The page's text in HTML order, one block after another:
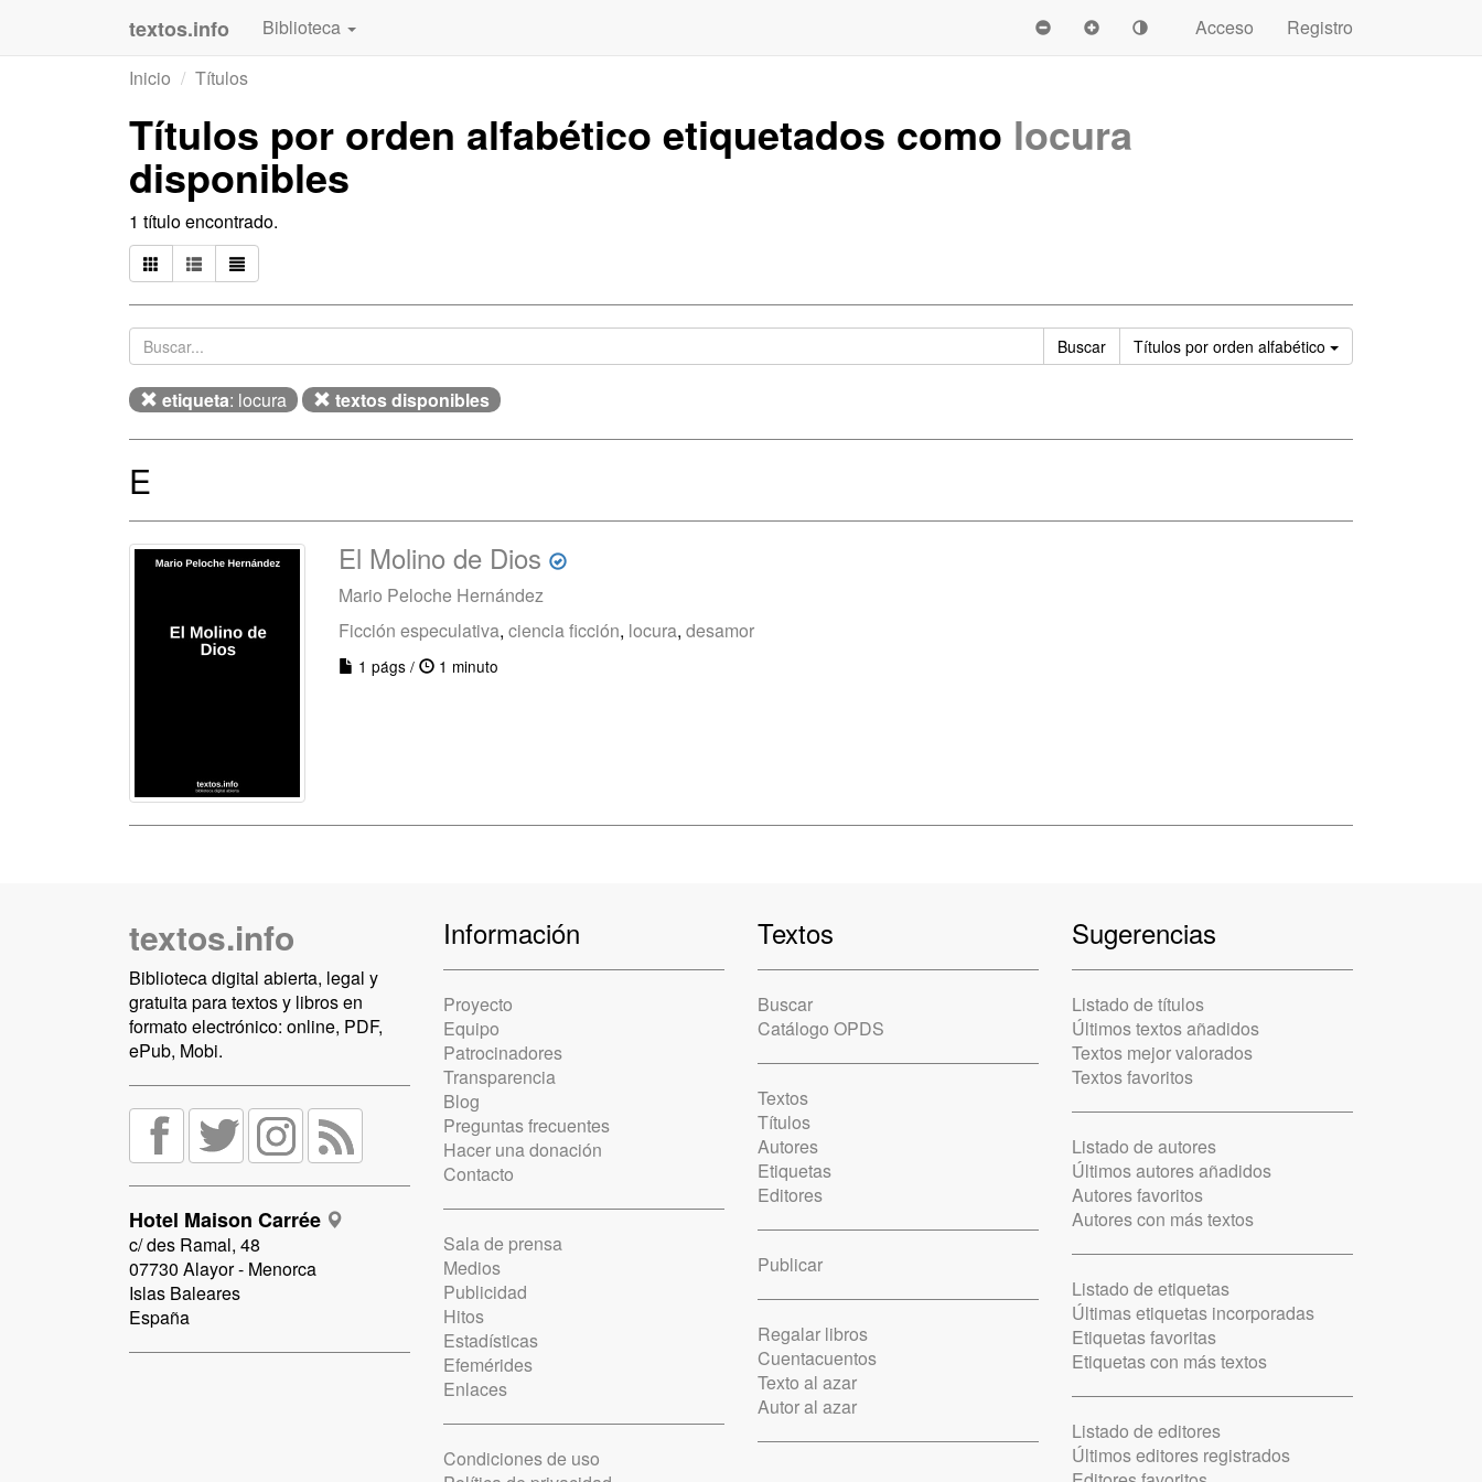
textos.info Biblioteca Acceso
Registro
Inicio
Títulos
Títulos por orden alfabético etiquetados como locura
disponibles
1 título encontrado.
Buscar Títulos por orden alfabético Ordenar
etiqueta: locura textos disponibles
E
El Molino de Dios
Mario Peloche Hernández
Ficción especulativa, ciencia ficción, locura, desamor
1 págs / 1 minuto
textos.info
Biblioteca digital abierta, legal y
gratuita para textos y libros en
formato electrónico: online, PDF,
ePub, Mobi.
Hotel Maison Carrée
c/ des Ramal, 48
07730 Alayor - Menorca
Islas Baleares
España
Información
Proyecto
Equipo
Patrocinadores
Transparencia
Blog
Preguntas frecuentes
Hacer una donación
Contacto
Sala de prensa
Medios
Publicidad
Hitos
Estadísticas
Efemérides
Enlaces
Condiciones de uso
Textos
Buscar
Catálogo OPDS
Textos
Títulos
Autores
Etiquetas
Editores
Publicar
Regalar libros
Cuentacuentos
Texto al azar
Autor al azar
Sugerencias
Listado de títulos
Últimos textos añadidos
Textos mejor valorados
Textos favoritos
Listado de autores
Últimos autores añadidos
Autores favoritos
Autores con más textos
Listado de etiquetas
Últimas etiquetas incorporadas
Etiquetas favoritas
Etiquetas con más textos
Listado de editores
Últimos editores registrados